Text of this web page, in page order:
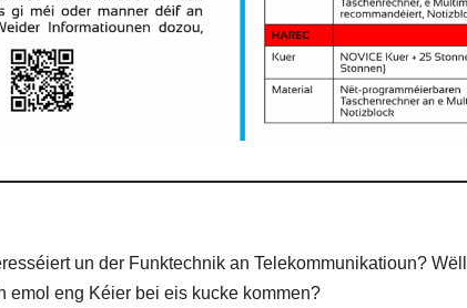
un der Funktechnik an Telekommunikatioun?
emol eng Kéier bei eis kucke kommen?